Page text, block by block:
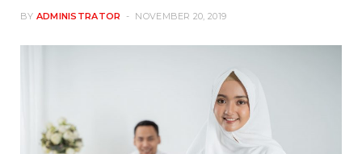
BY ADMINISTRATOR NOVEMBER 20, 2019